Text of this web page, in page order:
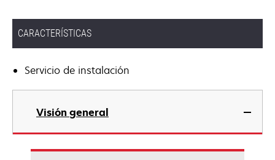
CARACTERÍSTICAS
Servicio de instalación
Visión general